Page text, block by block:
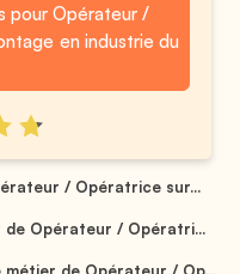
pour Opérateur /
en industrie du
/ Opératrice sur...
Opérateur / Opératri...